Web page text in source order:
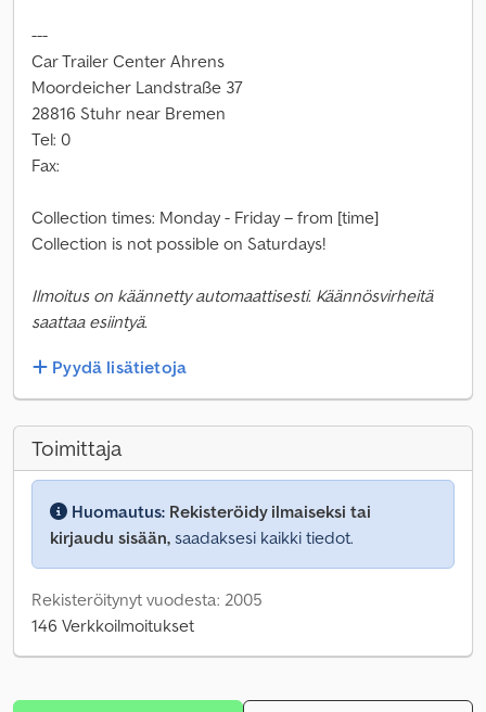
---
Car Trailer Center Ahrens
Moordeicher Landstraße 37
28816 Stuhr near Bremen
Tel: 0
Fax:
Collection times: Monday - Friday – from [time]
Collection is not possible on Saturdays!
Ilmoitus on käännetty automaattisesti. Käännösvirheitä
saattaa esiintyä.
Pyydä lisätietoja
Toimittaja
Huomautus: Rekisteröidy ilmaiseksi tai
kirjaudu sisään, saadaksesi kaikki tiedot.
Rekisteröitynyt vuodesta: 2005
146 Verkkoilmoitukset